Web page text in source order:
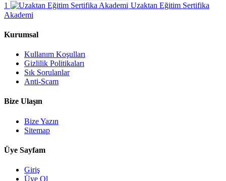
1
Uzaktan Eğitim Sertifika
Akademi
Kurumsal
Kullanım Koşulları
Gizlilik Politikaları
Sık Sorulanlar
Anti-Scam
Bize Ulaşın
Bize Yazın
Sitemap
Üye Sayfam
Giriş
Üye Ol